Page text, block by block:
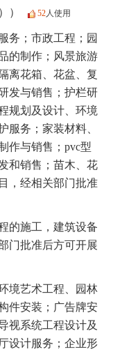
）
52人使用
务；市政工程；园
的制作；风景旅游
离花箱、花盆、复
发与销售；护栏研
规划及设计、环境
服务；家装材料、
作与销售；pvc型
和销售；苗木、花
，经相关部门批准
的施工，建筑设备
门批准后方可开展
境艺术工程、园林
件安装；广告牌安
视系统工程设计及
设计服务；企业形